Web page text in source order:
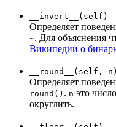
__invert__(self)
Определяет
~. Для объяснения
Википедии о
__round__(self, n)
Определяет
round() . n это
округлить.